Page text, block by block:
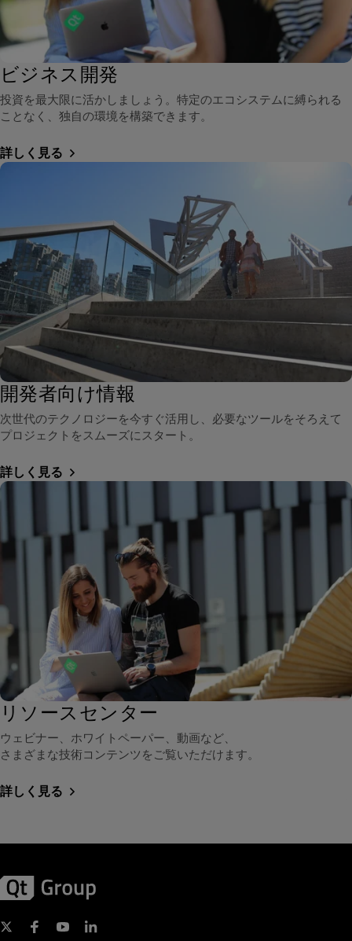
ビジネス開発
投資を最大限に活かしましょう。特定のエコシステムに縛られる
ことなく、独自の環境を構築できます。
詳しく見る
開発者向け情報
次世代のテクノロジーを今すぐ活用し、必要なツールをそろえて
プロジェクトをスムーズにスタート。
詳しく見る
リソースセンター
ウェビナー、ホワイトペーパー、動画など、
さまざまな技術コンテンツをご覧いただけます。
詳しく見る